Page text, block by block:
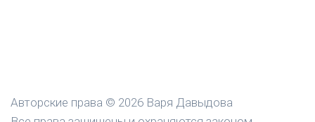
Авторские права © 2026 Варя Давыдова